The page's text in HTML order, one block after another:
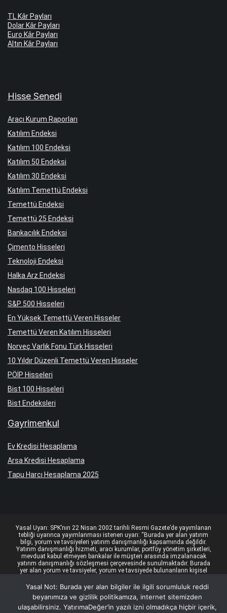
TL Kâr Payları
Dolar Kâr Payları
Euro Kâr Payları
Altın Kâr Payları
Hisse Senedi
Aracı Kurum Raporları
Katılım Endeksi
Katılım 100 Endeksi
Katılım 50 Endeksi
Katılım 30 Endeksi
Katılım Temettü Endeksi
Temettü Endeksi
Temettü 25 Endeksi
Bankacılık Endeksi
Çimento Hisseleri
Teknoloji Endeksi
Halka Arz Endeksi
Nasdaq 100 Hisseleri
S&P 500 Hisseleri
En Yüksek Temettü Veren Hisseler
Temettü Veren Katılım Hisseleri
Norveç Varlık Fonu Türk Hisseleri
10 Yıldır Düzenli Temettü Veren Hisseler
PÖİP Hisseleri
Bist 100 Hisseleri
Bist Endeksleri
Gayrimenkul
Ev Kredisi Hesaplama
Arsa Kredisi Hesaplama
Tapu Harcı Hesaplama 2025
Yasal Uyarı: SPK’nın 22 Nisan 2002 tarihli Resmi Gazete’de yayımlanan
tebliği uyarınca yayımlanması istenen uyarı: “Burada yer alan yatırım
bilgi, yorum ve tavsiyeleri yatırım danışmanlığı kapsamında değildir.
Yatırım danışmanlığı hizmeti, aracı kurumlar, portföy yönetim şirketleri,
mevduat kabul etmeyen bankalar ile müşteri arasında imzalanacak
yatırım danışmanlığı sözleşmesi çerçevesinde sunulmaktadır. Burada
yer alan yorum ve tavsiyeler, yorum ve tavsiyede bulunanların kişisel
getiri tercihlerinize uygun olmayabilir. Bu nedenle, sadece burada yer
alan bilgilere dayanılarak yatırım kararı verilmesi, beklentilerinize uygun
sonuçlar doğurmayabilir.” © YatırımaDeğer 2024
Yasal Not: Burada yer alan bilgiler ile ilgili sorumluluk reddi
beyanımıza ve gizlilik politikamıza, internet sitemizden
ulaşabilirsiniz. YatırımaDeğer’in yazılı izni olmadıkça hiçbir içerik,